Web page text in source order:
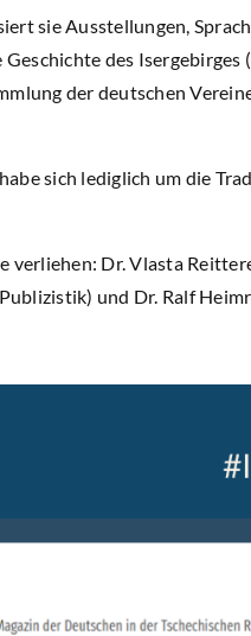
sie Ausstellungen,
des Isergebirges
der deutschen
sich lediglich um die
verliehen: Dr. Vlasta
und Dr. Ralf